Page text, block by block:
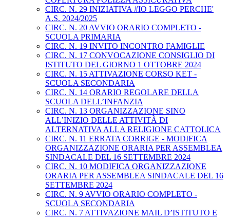
CIRC. N. 29 INIZIATIVA #IO LEGGO PERCHE'
A.S. 2024/2025
CIRC. N. 20 AVVIO ORARIO COMPLETO -
SCUOLA PRIMARIA
CIRC. N. 19 INVITO INCONTRO FAMIGLIE
CIRC. N. 17 CONVOCAZIONE CONSIGLIO DI
ISTITUTO DEL GIORNO 1 OTTOBRE 2024
CIRC. N. 15 ATTIVAZIONE CORSO KET -
SCUOLA SECONDARIA
CIRC. N. 14 ORARIO REGOLARE DELLA
SCUOLA DELL’INFANZIA
CIRC. N. 13 ORGANIZZAZIONE SINO
ALL’INIZIO DELLE ATTIVITÀ DI
ALTERNATIVA ALLA RELIGIONE CATTOLICA
CIRC. N. 11 ERRATA CORRIGE - MODIFICA
ORGANIZZAZIONE ORARIA PER ASSEMBLEA
SINDACALE DEL 16 SETTEMBRE 2024
CIRC. N. 10 MODIFICA ORGANIZZAZIONE
ORARIA PER ASSEMBLEA SINDACALE DEL 16
SETTEMBRE 2024
CIRC. N. 9 AVVIO ORARIO COMPLETO -
SCUOLA SECONDARIA
CIRC. N. 7 ATTIVAZIONE MAIL D’ISTITUTO E